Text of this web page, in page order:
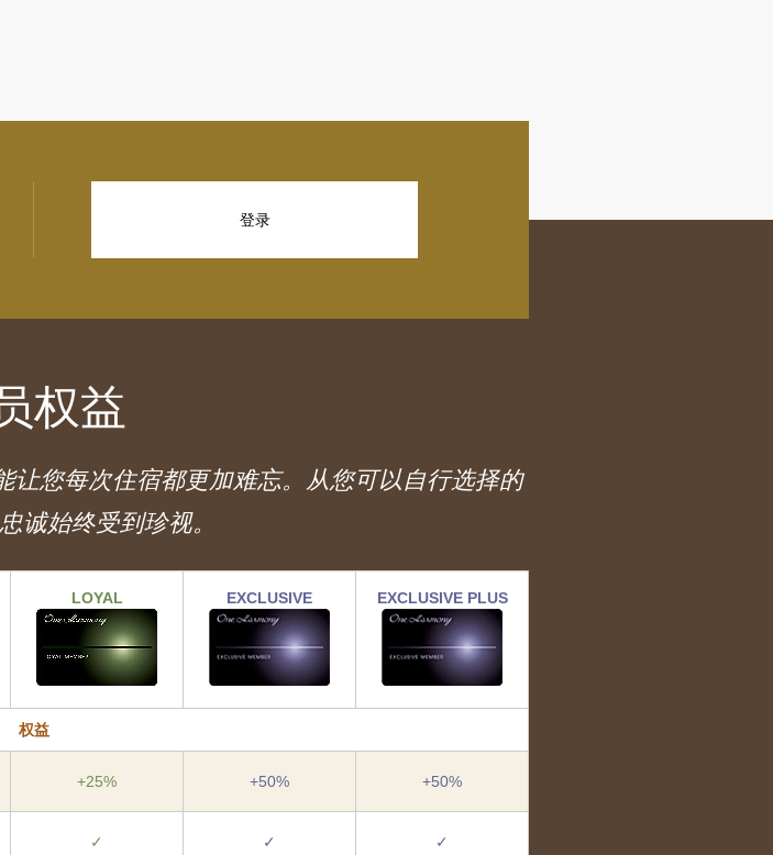
登录
权益
您每次住宿都更加难忘。从您可以自行选择的
诚始终受到珍视。
LOYAL EXCLUSIVE EXCLUSIVE PLUS
权益
+25% +50% +50%
✓ ✓ ✓